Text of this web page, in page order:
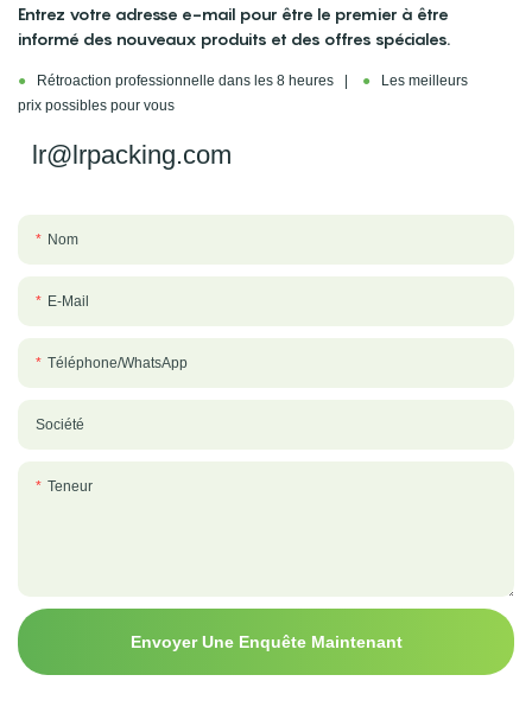
Entrez votre adresse e-mail pour être le premier à être
informé des nouveaux produits et des offres spéciales.
● Rétroaction professionnelle dans les 8 heures | ●
Les meilleurs
prix possibles pour vous
lr@lrpacking.com
Nom
E-Mail
Téléphone/WhatsApp
Société
Teneur
Envoyer Une Enquête Maintenant